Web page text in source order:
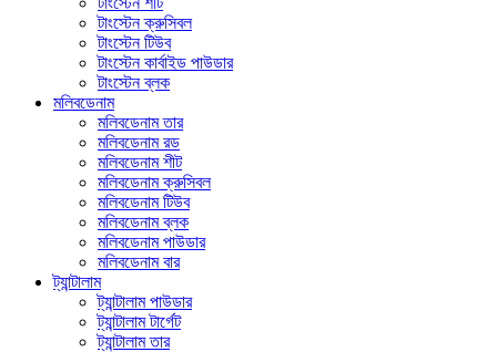
টাংস্টেন ক্রুসিবল
টাংস্টেন টিউব
টাংস্টেন কার্বাইড পাউডার
টাংস্টেন ব্লক
মলিবডেনাম
মলিবডেনাম তার
মলিবডেনাম রড
মলিবডেনাম শীট
মলিবডেনাম ক্রুসিবল
মলিবডেনাম টিউব
মলিবডেনাম ব্লক
মলিবডেনাম পাউডার
মলিবডেনাম বার
ট্যান্টালাম
ট্যান্টালাম পাউডার
ট্যান্টালাম টার্গেট
ট্যান্টালাম তার